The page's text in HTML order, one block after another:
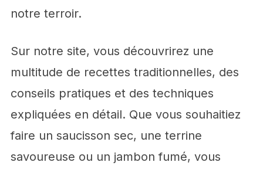
notre terroir.
Sur notre site, vous découvrirez une
multitude de recettes traditionnelles, des
conseils pratiques et des techniques
expliquées en détail. Que vous souhaitiez
faire un saucisson sec, une terrine
savoureuse ou un jambon fumé, vous